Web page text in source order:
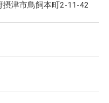
摂津市鳥飼本町2-11-42